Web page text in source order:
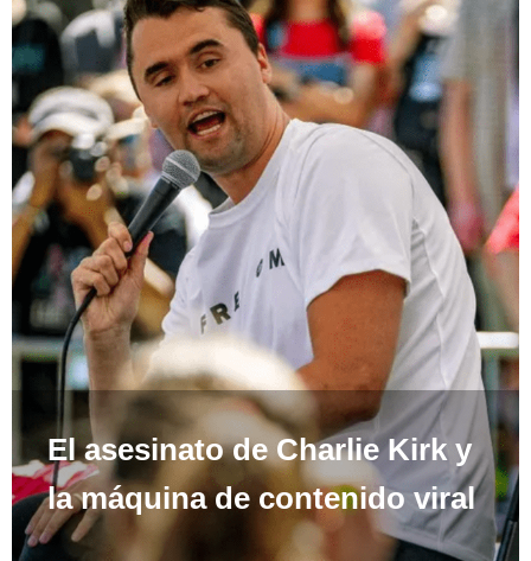
El asesinato de Charlie Kirk y
la máquina de contenido viral